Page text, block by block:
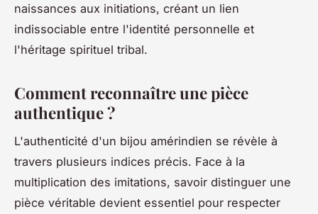
naissances aux initiations, créant un lien
indissociable entre l'identité personnelle et
l'héritage spirituel tribal.
Comment reconnaître une pièce
authentique ?
L'authenticité d'un bijou amérindien se révèle à
travers plusieurs indices précis. Face à la
multiplication des imitations, savoir distinguer une
pièce véritable devient essentiel pour respecter